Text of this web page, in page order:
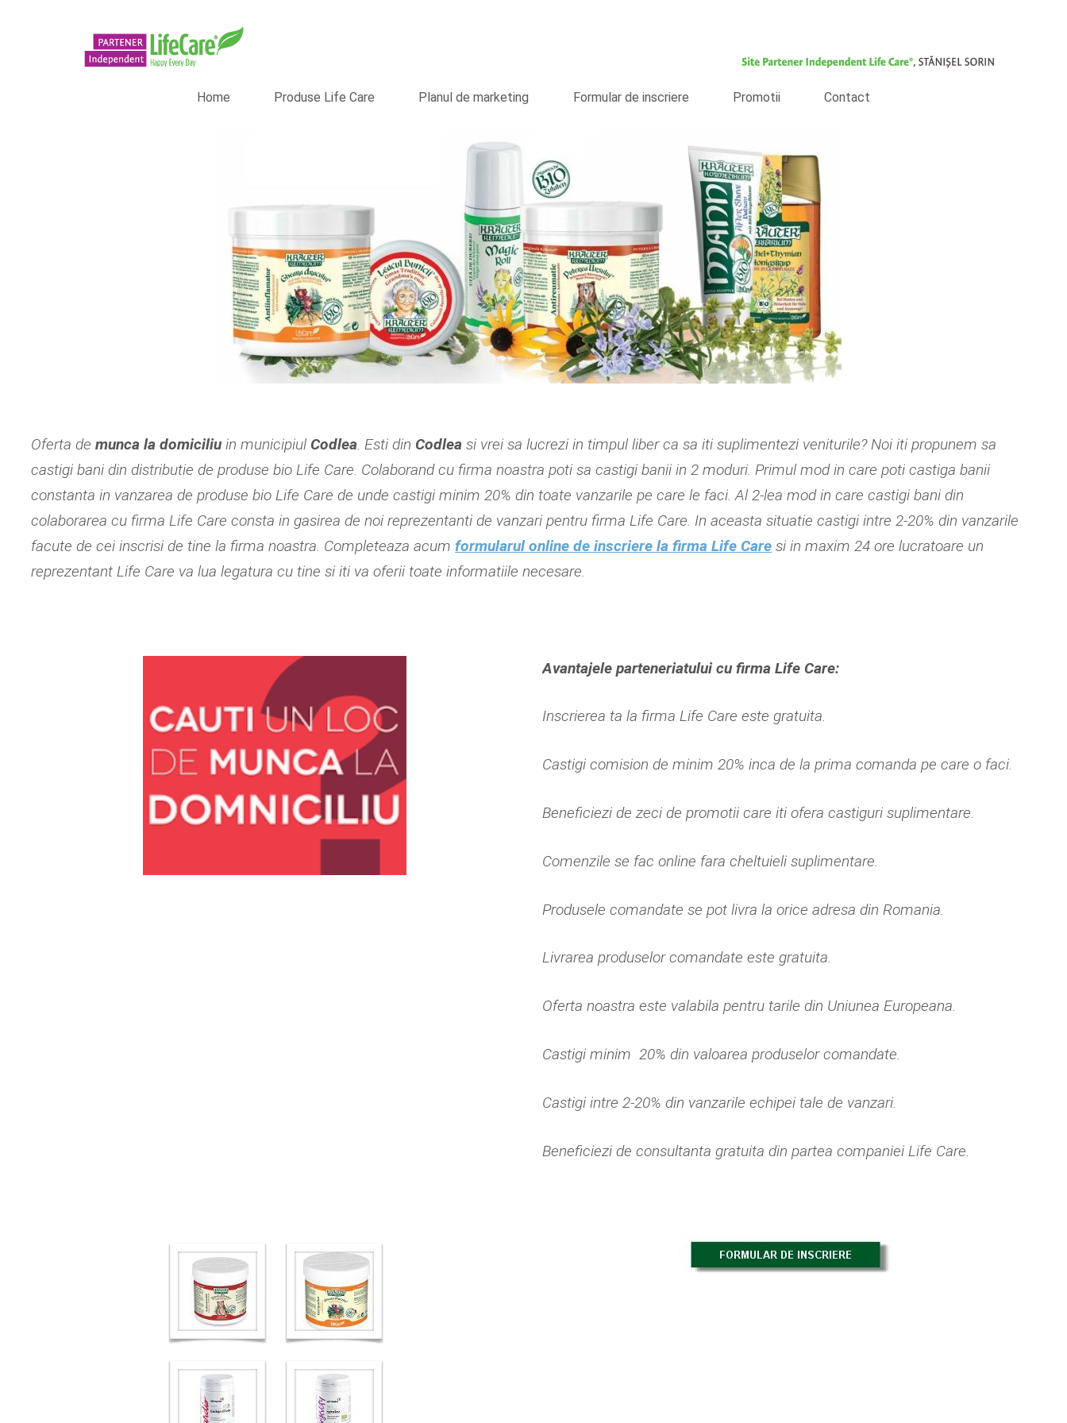
Home Produse Life Care Planul de marketing Formular de inscriere Promotii Contact
Oferta demunca la domiciliuin municipiul Codlea. Esti din Codlea si vrei sa lucrezi in timpul liber ca sa iti suplimentezi veniturile? Noi iti propunem sa
castigi bani din distributie de produse bio Life Care. Colaborand cu firma noastra poti sa castigi banii in 2 moduri. Primul mod in care poti castiga banii
constanta in vanzarea de produse bio Life Care de unde castigi minim 20% din toate vanzarile pe care le faci. Al 2-lea mod in care castigi bani din
colaborarea cu firma Life Care consta in gasirea de noi reprezentanti de vanzari pentru firma Life Care. In aceasta situatie castigi intre 2-20% din vanzarile
facute de cei inscrisi de tine la firma noastra. Completeaza acumformularul online de inscriere la firma Life Care si in maxim 24 ore lucratoare un
reprezentant Life Care va lua legatura cu tine si iti va oferii toate informatiile necesare.
Avantajele parteneriatului cu firma Life Care:
Inscrierea ta la firma Life Care este gratuita.
Castigi comision de minim 20% inca de la prima comanda pe care o faci.
Beneficiezi de zeci de promotii care iti ofera castiguri suplimentare.
Comenzile se fac online fara cheltuieli suplimentare.
Produsele comandate se pot livra la orice adresa din Romania.
Livrarea produselor comandate este gratuita.
Oferta noastra este valabila pentru tarile din Uniunea Europeana.
Castigi minim 20% din valoarea produselor comandate.
Castigi intre 2-20% din vanzarile echipei tale de vanzari.
Beneficiezi de consultanta gratuita din partea companiei Life Care.